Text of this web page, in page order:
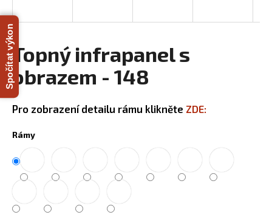
Topný infrapanel s
obrazem - 148
Pro zobrazení detailu rámu klikněte ZDE:
Rámy
a
j
í
t
?
D
o
Spočítat výkon